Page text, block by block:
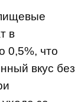
в
0,5%, что
вкус без